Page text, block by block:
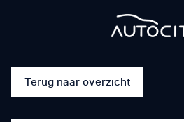
Terug naar overzicht